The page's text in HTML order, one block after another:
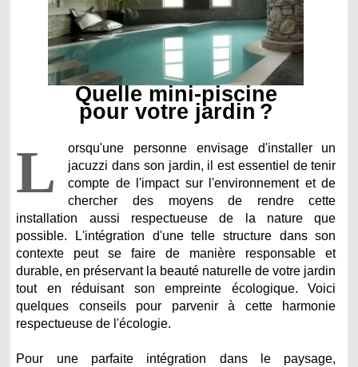
Quelle mini-piscine
pour votre jardin ?
L
orsqu'une personne envisage d'installer un
jacuzzi dans son jardin, il est essentiel de tenir
compte de l'impact sur l'environnement et de
chercher des moyens de rendre cette
installation aussi respectueuse de la nature que
possible. L'intégration d'une telle structure dans son
contexte peut se faire de manière responsable et
durable, en préservant la beauté naturelle de votre jardin
tout en réduisant son empreinte écologique. Voici
quelques conseils pour parvenir à cette harmonie
respectueuse de l'écologie.
Pour une parfaite intégration dans le paysage,